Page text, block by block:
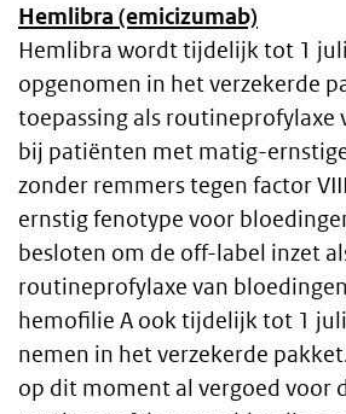
Body
text
Hemlibra (emicizumab)
Hemlibra wordt tijdelijk tot 1
opgenomen in het verzekerde
toepassing als routineprofylaxe
bij patiënten met matig-
zonder remmers tegen factor
ernstig fenotype voor
besloten om de off-label inzet
routineprofylaxe van
hemofilie A ook tijdelijk tot 1
nemen in het verzekerde
op dit moment al vergoed voor